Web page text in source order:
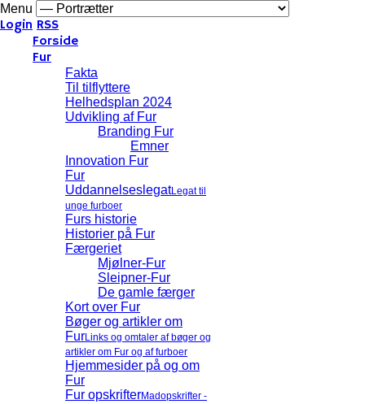
Menu
Login RSS
Forside
Fur
Fakta
Til tilflyttere
Helhedsplan 2024
Udvikling af Fur
Branding Fur
Emner
Innovation Fur
Fur
UddannelseslegatLegat til
unge furboer
Furs historie
Historier på Fur
Færgeriet
Mjølner-Fur
Sleipner-Fur
De gamle færger
Kort over Fur
Bøger og artikler om
FurLinks og omtaler af bøger og
artikler om Fur og af furboer
Hjemmesider på og om
Fur
Fur opskrifterMadopskrifter -